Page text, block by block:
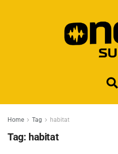
Home Tag habitat
Tag: habitat